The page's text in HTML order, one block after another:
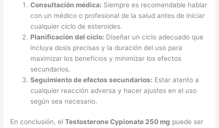
Consultación médica: Siempre es recomendable hablar
con un médico o profesional de la salud antes de iniciar
cualquier ciclo de esteroides.
Planificación del ciclo: Diseñar un ciclo adecuado que
incluya dosis precisas y la duración del uso para
maximizar los beneficios y minimizar los efectos
secundarios.
Seguimiento de efectos secundarios: Estar atento a
cualquier reacción adversa y hacer ajustes en el uso
según sea necesario.
En conclusión, elTestosterone Cypionate 250 mg puede ser